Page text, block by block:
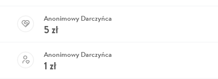
Anonimowy Darczyńca
5zł
Anonimowy Darczyńca
1 zł